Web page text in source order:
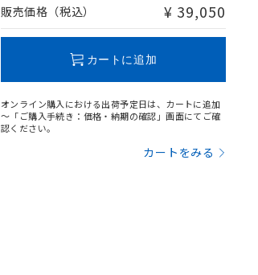
販売価格（税込） ¥ 39,050
カートに追加
オンライン購入における出荷予定日は、カートに追加
～「ご購入手続き：価格・納期の確認」画面にてご確
認ください。
カートをみる